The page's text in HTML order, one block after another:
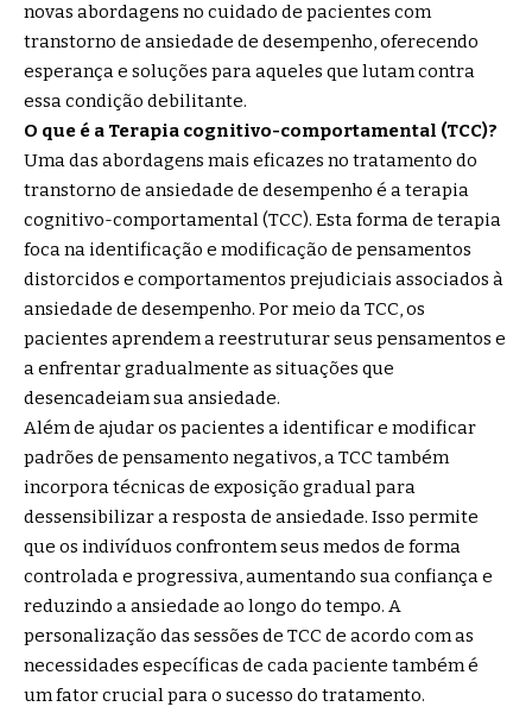
novas abordagens no cuidado de pacientes com
transtorno de ansiedade de desempenho, oferecendo
esperança e soluções para aqueles que lutam contra
essa condição debilitante.
O que é a Terapia cognitivo-comportamental (TCC)?
Uma das abordagens mais eficazes no tratamento do
transtorno de ansiedade de desempenho é a terapia
cognitivo-comportamental (TCC). Esta forma de terapia
foca na identificação e modificação de pensamentos
distorcidos e comportamentos prejudiciais associados à
ansiedade de desempenho. Por meio da TCC, os
pacientes aprendem a reestruturar seus pensamentos e
a enfrentar gradualmente as situações que
desencadeiam sua ansiedade.
Além de ajudar os pacientes a identificar e modificar
padrões de pensamento negativos, a TCC também
incorpora técnicas de exposição gradual para
dessensibilizar a resposta de ansiedade. Isso permite
que os indivíduos confrontem seus medos de forma
controlada e progressiva, aumentando sua confiança e
reduzindo a ansiedade ao longo do tempo. A
personalização das sessões de TCC de acordo com as
necessidades específicas de cada paciente também é
um fator crucial para o sucesso do tratamento.